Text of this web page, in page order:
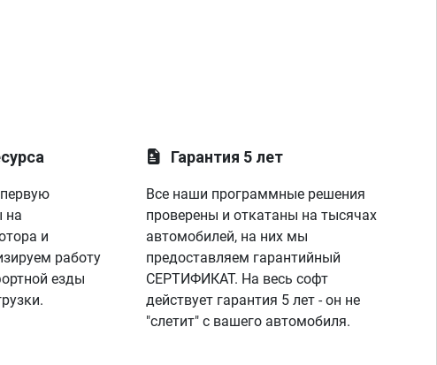
на
и
работу
езды
Гарантия 5 лет
Все наши программные решения
проверены и откатаны на тысячах
автомобилей, на них мы
предоставляем гарантийный
СЕРТИФИКАТ. На весь софт
действует гарантия 5 лет - он не
"слетит" с вашего автомобиля.